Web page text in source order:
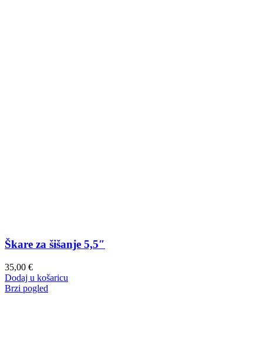
Škare za šišanje 5,5″
35,00 €
Dodaj u košaricu
Brzi pogled